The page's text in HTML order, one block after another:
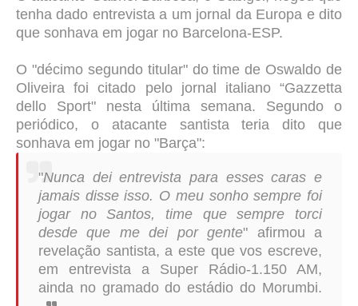
tenha dado entrevista a um jornal da Europa e dito
que sonhava em jogar no Barcelona-ESP.
O "décimo segundo titular" do time de Oswaldo de
Oliveira foi citado pelo jornal italiano “Gazzetta
dello Sport" nesta última semana. Segundo o
periódico, o atacante santista teria dito que
sonhava em jogar no "Barça":
"Nunca dei entrevista para esses caras e
jamais disse isso. O meu sonho sempre foi
jogar no Santos, time que sempre torci
desde que me dei por gente" afirmou a
revelação santista, a este que vos escreve,
em entrevista a Super Rádio-1.150 AM,
ainda no gramado do estádio do Morumbi.